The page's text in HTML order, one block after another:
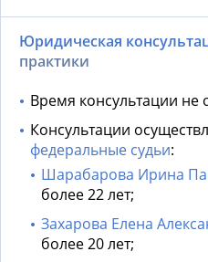
Юридическая
практики
Время консультации не
Консультации
федеральные судьи:
Шарабарова Ирина
более 22 лет;
Захарова Елена
более 20 лет;